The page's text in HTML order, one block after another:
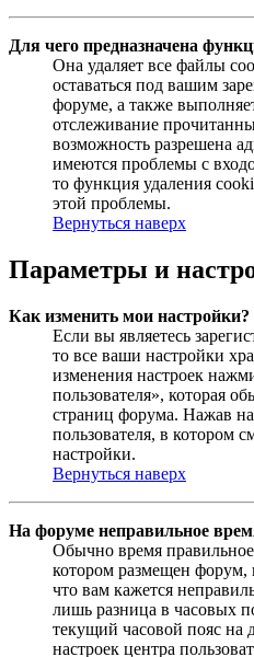
Для чего предназначена
Она удаляет все файлы
оставаться под вашим
форуме, а также
отслеживание
возможность разрешена
имеются проблемы с
то функция удаления
этой проблемы.
Вернуться наверх
Параметры и
Как изменить мои настройки?
Если вы являетесь
то все ваши настройки
изменения настроек
пользователя», которая
страниц форума. Нажав
пользователя, в котором
настройки.
Вернуться наверх
На форуме неправильное
Обычно время
котором размещен форум,
что вам кажется
лишь разница в часовых
текущий часовой пояс на
настроек центра